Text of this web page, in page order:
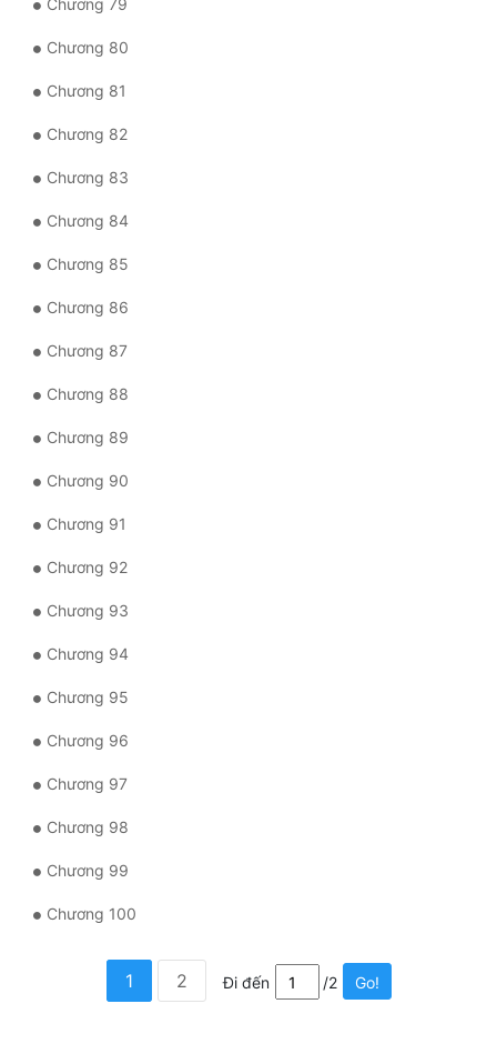
Chương 80
Chương 81
Chương 82
Chương 83
Chương 84
Chương 85
Chương 86
Chương 87
Chương 88
Chương 89
Chương 90
Chương 91
Chương 92
Chương 93
Chương 94
Chương 95
Chương 96
Chương 97
Chương 98
Chương 99
Chương 100
1 2 Đi đến /2 Go!